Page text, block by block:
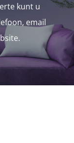
kunt u
email